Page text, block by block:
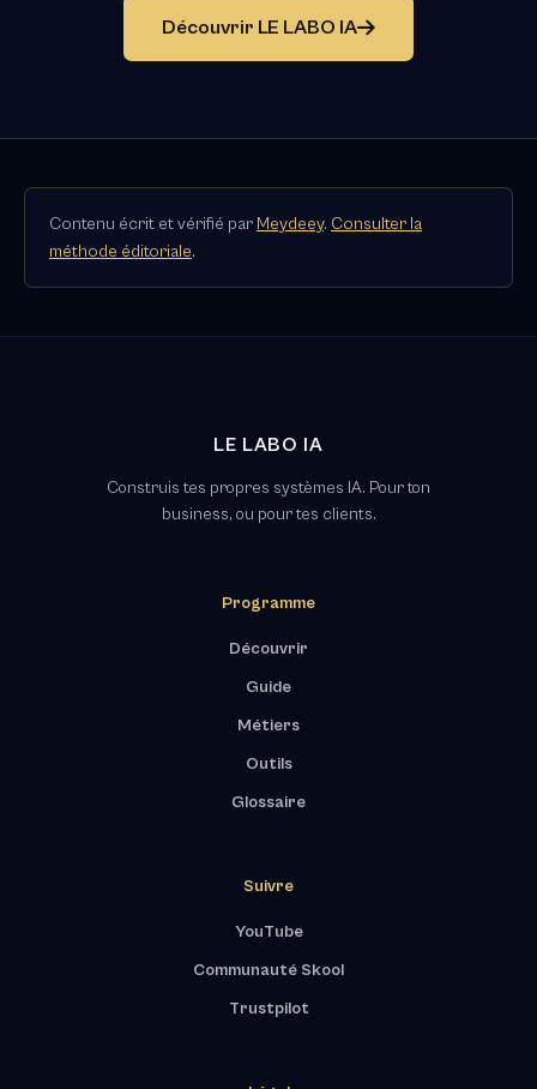
Découvrir LE LABO IA
Contenu écrit et vérifié par Meydeey. Consulter la
méthode éditoriale.
LE LABO IA
Construis tes propres systèmes IA. Pour ton
business, ou pour tes clients.
Programme
Découvrir
Guide
Métiers
Outils
Glossaire
Suivre
YouTube
Communauté Skool
Trustpilot